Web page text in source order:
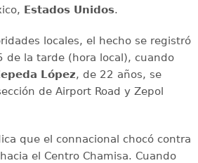
Estados Unidos.
locales, el hecho se registró
de la tarde (hora local), cuando
López, de 22 años, se
de Airport Road y Zepol
que el connacional chocó contra
el Centro Chamisa. Cuando